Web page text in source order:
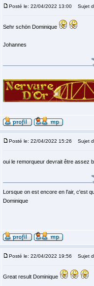
Posté le: 22/04/2022 13:00 Sujet
Sehr schön Dominique
Johannes
Posté le: 22/04/2022 15:26 Sujet
oui le remorqueur devrait être assez
Lorsque on est encore en l'air, c'est
Dominique
Posté le: 22/04/2022 19:56 Sujet
Great result Dominique